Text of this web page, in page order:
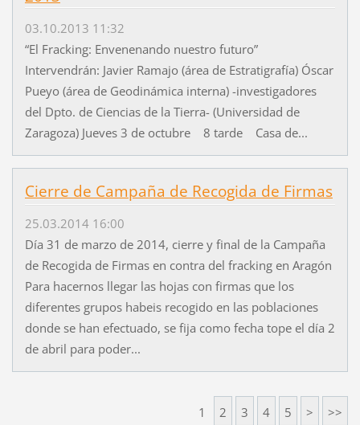
03.10.2013 11:32
“El Fracking: Envenenando nuestro futuro”
Intervendrán: Javier Ramajo (área de Estratigrafía) Óscar
Pueyo (área de Geodinámica interna) -investigadores
del Dpto. de Ciencias de la Tierra- (Universidad de
Zaragoza) Jueves 3 de octubre 8 tarde Casa de...
Cierre de Campaña de Recogida de Firmas
25.03.2014 16:00
Día 31 de marzo de 2014, cierre y final de la Campaña
de Recogida de Firmas en contra del fracking en Aragón
Para hacernos llegar las hojas con firmas que los
diferentes grupos habeis recogido en las poblaciones
donde se han efectuado, se fija como fecha tope el día 2
de abril para poder...
1 2 3 4 5 > >>